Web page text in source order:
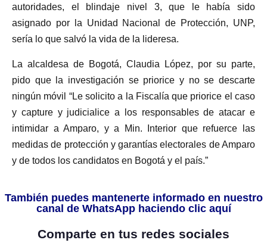
autoridades, el blindaje nivel 3, que le había sido
asignado por la Unidad Nacional de Protección, UNP,
sería lo que salvó la vida de la lideresa.
La alcaldesa de Bogotá, Claudia López, por su parte,
pido que la investigación se priorice y no se descarte
ningún móvil “Le solicito a la Fiscalía que priorice el caso
y capture y judicialice a los responsables de atacar e
intimidar a Amparo, y a Min. Interior que refuerce las
medidas de protección y garantías electorales de Amparo
y de todos los candidatos en Bogotá y el país.”
También puedes mantenerte informado en nuestro
canal de WhatsApp haciendo clic aquí
Comparte en tus redes sociales